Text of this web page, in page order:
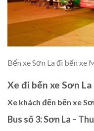
Bến xe Sơn La đi bến xe
Xe đi bến xe Sơn La
Xe khách đến bến xe
Bus số 3: Sơn La –